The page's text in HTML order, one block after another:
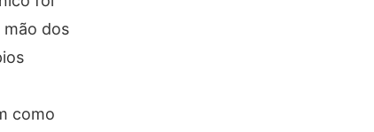
mão dos
como